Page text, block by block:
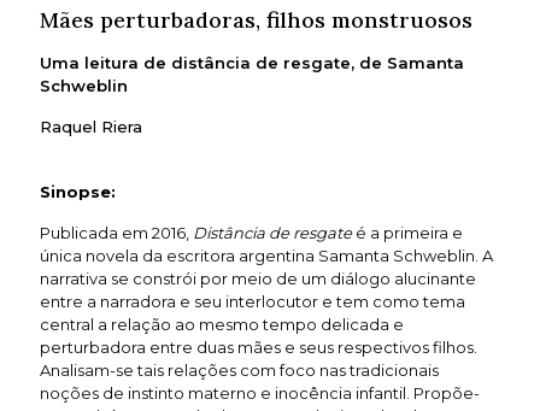
Mães perturbadoras, filhos monstruosos
Uma leitura de distância de resgate, de Samanta
Schweblin
Raquel Riera
Sinopse:
Publicada em 2016, Distância de resgateé a primeira e
única novela da escritora argentina Samanta Schweblin. A
narrativa se constrói por meio de um diálogo alucinante
entre a narradora e seu interlocutor e tem como tema
central a relação ao mesmo tempo delicada e
perturbadora entre duas mães e seus respectivos filhos.
Analisam-se tais relações com foco nas tradicionais
noções de instinto materno e inocência infantil. Propõe-